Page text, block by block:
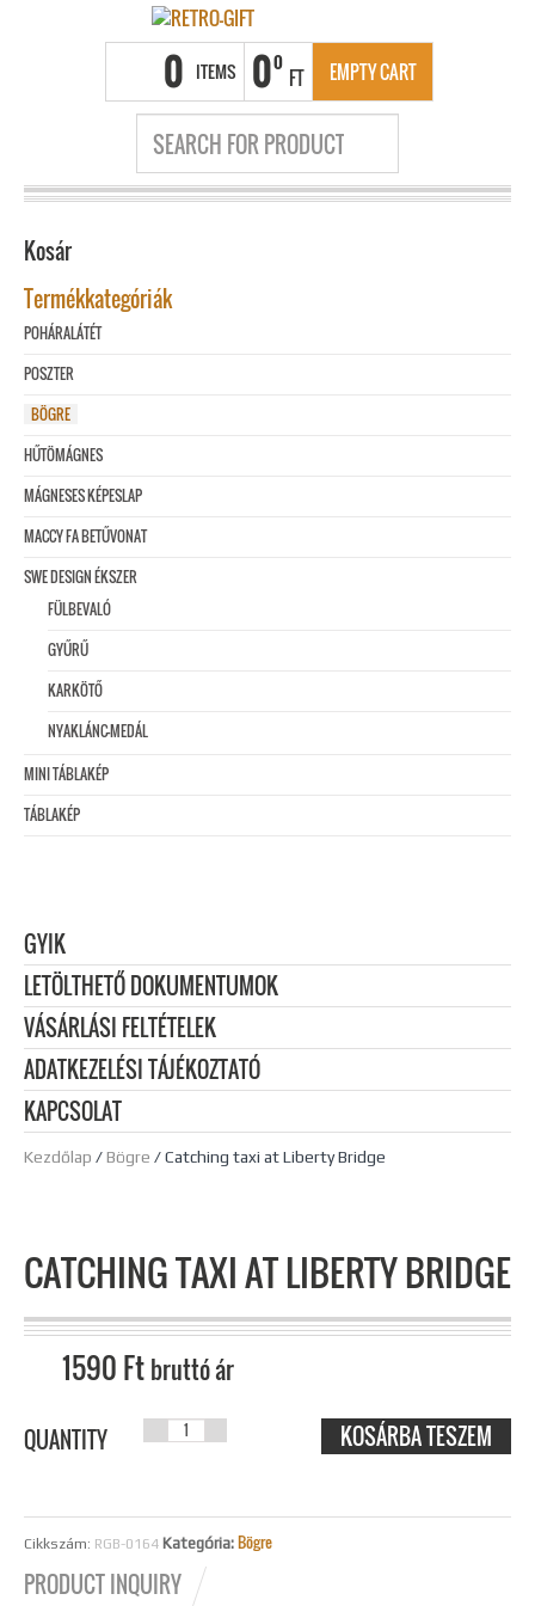
0 ITEMS 00
FT EMPTY CART
Kezdőlap /Bögre / Catching taxi at Liberty Bridge
CATCHING TAXI AT LIBERTY BRIDGE
1590Ft bruttó ár
QUANTITY
CATCHING
LIBERTY
BRIDGE
KOSÁRBA TESZEM
Cikkszám: RGB-0164 Kategória: Bögre
PRODUCT INQUIRY
Kosár
Termékkategóriák
POHÁRALÁTÉT
POSZTER
BÖGRE
HŰTÖMÁGNES
MÁGNESES KÉPESLAP
MACCY FA BETŰVONAT
SWE DESIGN ÉKSZER
FÜLBEVALÓ
GYŰRŰ
KARKÖTŐ
NYAKLÁNC-MEDÁL
MINI TÁBLAKÉP
TÁBLAKÉP
GYIK
LETÖLTHETŐ DOKUMENTUMOK
VÁSÁRLÁSI FELTÉTELEK
ADATKEZELÉSI TÁJÉKOZTATÓ
KAPCSOLAT